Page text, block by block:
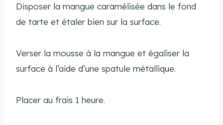
Disposer la mangue caramélisée dans le fond
de tarte et étaler bien sur la surface.
Verser la mousse à la mangue et égaliser la
surface à l’aide d’une spatule métallique.
Placer au frais 1 heure.